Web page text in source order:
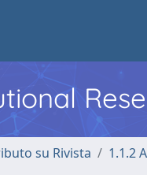
su Rivista 1.1.2